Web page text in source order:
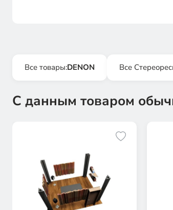
Все товары:DENON Все
С данным товаром